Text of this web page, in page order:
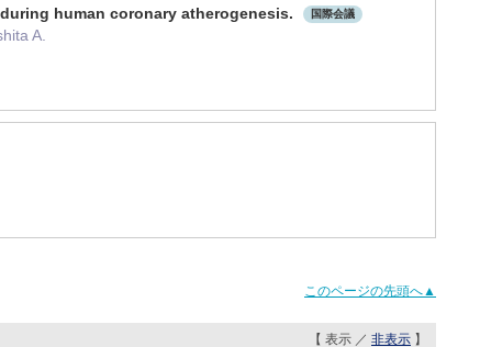
human coronary atherogenesis. 国際会議
A.
このページの先頭へ▲
【 表示 ／ 非表示 】